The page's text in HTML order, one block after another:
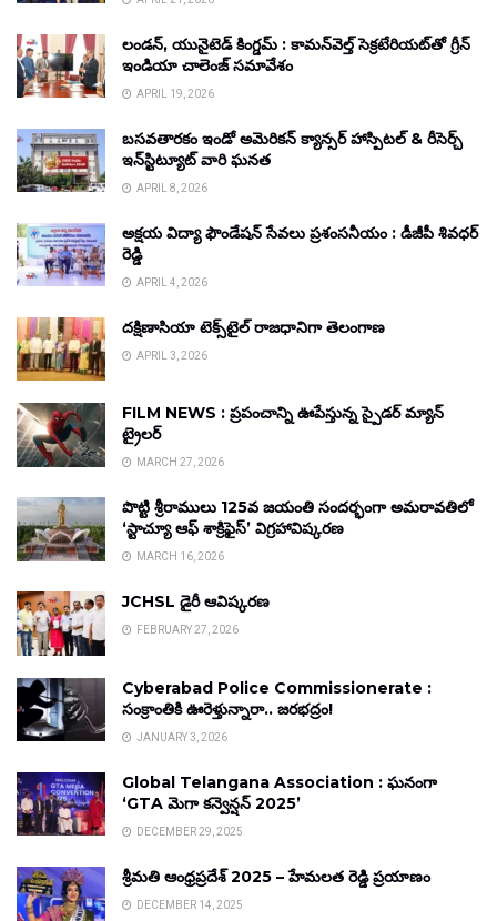
లండన్, యునైటెడ్ కింగ్డమ్ : కామన్‌వెల్త్ సెక్రటేరియట్‌తో గ్రీన్
ఇండియా చాలెంజ్ సమావేశం
APRIL 19, 2026
బసవతారకం ఇండో అమెరికన్ క్యాన్సర్ హాస్పిటల్ & రీసెర్చ్
ఇన్‌స్టిట్యూట్ వారి ఘనత
APRIL 8, 2026
అక్షయ విద్యా ఫౌండేషన్ సేవలు ప్రశంసనీయం : డీజీపీ శివధర్
రెడ్డి
APRIL 4, 2026
దక్షిణాసియా టెక్స్‌టైల్ రాజధానిగా తెలంగాణ
APRIL 3, 2026
FILM NEWS : ప్రపంచాన్ని ఊపేస్తున్న స్పైడర్ మ్యాన్
ట్రైలర్
MARCH 27, 2026
పొట్టి శ్రీరాములు 125వ జయంతి సందర్భంగా అమరావతిలో
‘స్టాచ్యూ ఆఫ్ శాక్రిఫైస్’ విగ్రహావిష్కరణ
MARCH 16, 2026
JCHSL డైరీ ఆవిష్కరణ
FEBRUARY 27, 2026
Cyberabad Police Commissionerate :
సంక్రాంతికి ఊరెళ్తున్నారా.. జరభద్రం!
JANUARY 3, 2026
Global Telangana Association : ఘనంగా
‘GTA మెగా కన్వెన్షన్ 2025’
DECEMBER 29, 2025
శ్రీమతి ఆంధ్రప్రదేశ్ 2025 – హేమలత రెడ్డి ప్రయాణం
DECEMBER 14, 2025